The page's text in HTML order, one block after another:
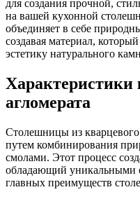
для создания прочной,
на вашей кухонной
объединяет в себе
создавая материал,
эстетику натурального
Характеристики
агломерата
Столешницы из кварцевого
путем комбинирования
смолами. Этот процесс
обладающий уникальными
главных преимуществ